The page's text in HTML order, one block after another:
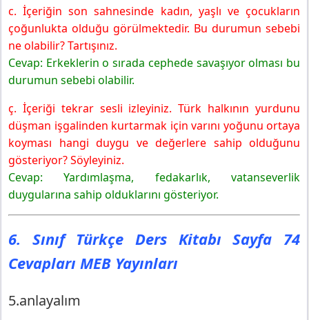
c. İçeriğin son sahnesinde kadın, yaşlı ve çocukların
çoğunlukta olduğu görülmektedir. Bu durumun sebebi
ne olabilir? Tartışınız.
Cevap: Erkeklerin o sırada cephede savaşıyor olması bu
durumun sebebi olabilir.
ç. İçeriği tekrar sesli izleyiniz. Türk halkının yurdunu
düşman işgalinden kurtarmak için varını yoğunu ortaya
koyması hangi duygu ve değerlere sahip olduğunu
gösteriyor? Söyleyiniz.
Cevap: Yardımlaşma, fedakarlık, vatanseverlik
duygularına sahip olduklarını gösteriyor.
6. Sınıf Türkçe Ders Kitabı Sayfa 74
Cevapları MEB Yayınları
5.anlayalım